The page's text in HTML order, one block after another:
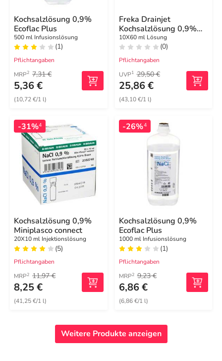
Kochsalzlösung 0,9%
Ecoflac Plus
500 ml Infusionslösung
(1)
Pflichtangaben
MRP2 7,31 €
5,36 €
(10,72 €/1 l)
Freka Drainjet
Kochsalzlösung 0,9%
Iso
10X60 ml Lösung
(0)
Pflichtangaben
UVP1 29,50 €
25,86 €
(43,10 €/1 l)
-31%4
Kochsalzlösung 0,9%
Miniplasco connect
20X10 ml Injektionslösung
(5)
Pflichtangaben
MRP2 11,97 €
8,25 €
(41,25 €/1 l)
-26%4
Kochsalzlösung 0,9%
Ecoflac Plus
1000 ml Infusionslösung
(1)
Pflichtangaben
MRP2 9,23 €
6,86 €
(6,86 €/1 l)
Weitere Produkte anzeigen